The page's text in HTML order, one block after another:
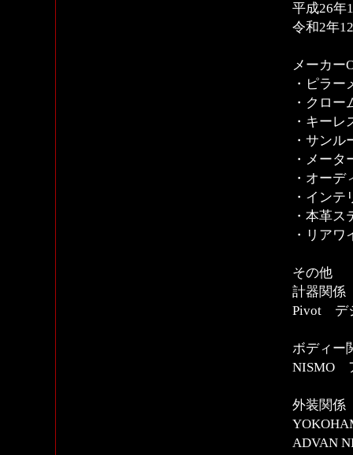
平成26
令和2年
メーカー
・ピラ
・クロ
・キー
・サンル
・メー
・オーデ
・イン
・本革
・リアワ
その他
計器関係
Pivot デ
ボディー
NISMO
外装関係
ADVAN